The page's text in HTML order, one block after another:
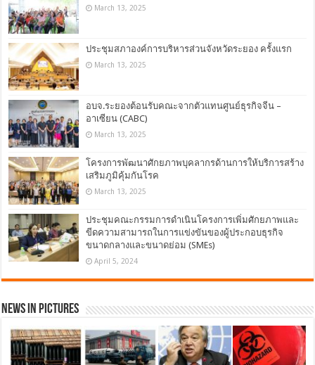
March 13, 2025
ประชุมสภาองค์การบริหารส่วนจังหวัดระยอง ครั้งแรก
March 13, 2025
อบจ.ระยองต้อนรับคณะจากตัวแทนศูนย์ธุรกิจจีน –
อาเซียน (CABC)
March 13, 2025
โครงการพัฒนาศักยภาพบุคลากรด้านการให้บริการสร้าง
เสริมภูมิคุ้มกันโรค
March 13, 2025
ประชุมคณะกรรมการดำเนินโครงการเพิ่มศักยภาพและ
ขีดความสามารถในการแข่งขันของผู้ประกอบธุรกิจ
ขนาดกลางและขนาดย่อม (SMEs)
April 5, 2024
News in Pictures